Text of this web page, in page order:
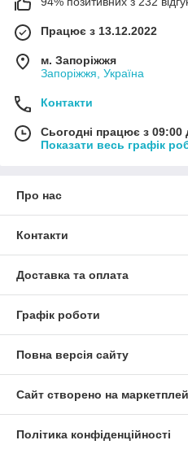
Працює з 13.12.2022
м. Запоріжжя
Запоріжжя, Україна
Контакти
Сьогодні працює з 09:00
Показати весь графік
Про нас
Контакти
Доставка та оплата
Графік роботи
Повна версія сайту
Сайт створено на
Політика конфіденційності